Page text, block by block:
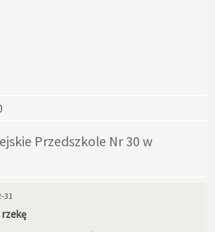
Przedszkole Nr 30 w
31